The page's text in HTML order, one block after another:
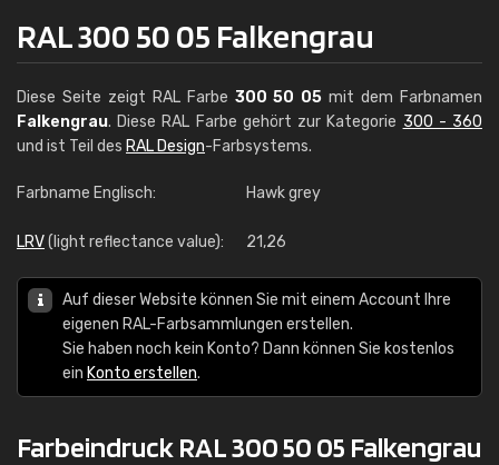
RAL 300 50 05 Falkengrau
Diese Seite zeigt RAL Farbe 300 50 05 mit dem Farbnamen
Falkengrau. Diese RAL Farbe gehört zur Kategorie 300 - 360
und ist Teil des RAL Design-Farbsystems.
Farbname Englisch: Hawk grey
LRV(light reflectance value): 21,26
Auf dieser Website können Sie mit einem Account Ihre
eigenen RAL-Farbsammlungen erstellen.
Sie haben noch kein Konto? Dann können Sie kostenlos
ein Konto erstellen.
Farbeindruck RAL 300 50 05 Falkengrau